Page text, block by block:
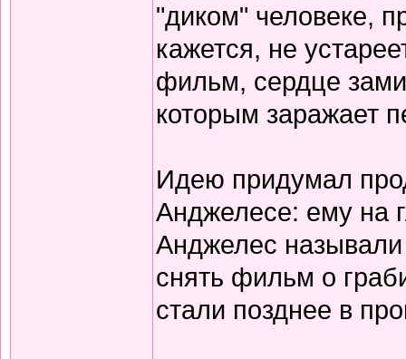
"диком" человеке,
кажется, не
фильм, сердце
которым заражает
Идею придумал
Анджелесе: ему на
Анджелес
снять фильм о
стали позднее в